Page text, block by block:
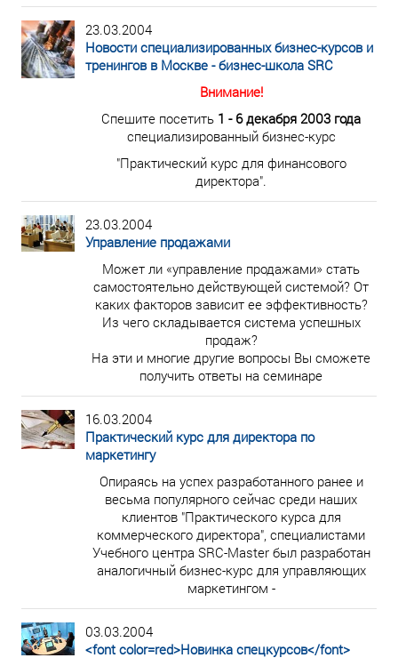
23.03.2004
Новости специализированных бизнес-курсов и
тренингов в Москве - бизнес-школа SRC
Внимание!
Спешите посетить 1 - 6 декабря 2003 года
специализированный бизнес-курс
"Практический курс для финансового
директора".
23.03.2004
Управление продажами
Может ли «управление продажами» стать
самостоятельно действующей системой? От
каких факторов зависит ее эффективность?
Из чего складывается система успешных
продаж?
На эти и многие другие вопросы Вы сможете
получить ответы на семинаре
16.03.2004
Практический курс для директора по
маркетингу
Опираясь на успех разработанного ранее и
весьма популярного сейчас среди наших
клиентов "Практического курса для
коммерческого директора", специалистами
Учебного центра SRC-Master был разработан
аналогичный бизнес-курс для управляющих
маркетингом -
03.03.2004
<font color=red>Новинка спецкурсов</font>